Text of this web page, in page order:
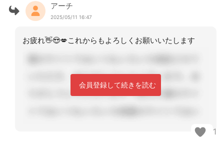
アーチ
2025/05/11 16:47
お疲れ👋😍💋これからもよろしくお願いいたします
会員登録して続きを読む
1